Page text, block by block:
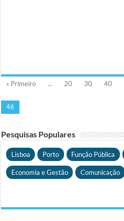
« Primeiro ... 20 30 40
46
Pesquisas Populares
Lisboa Porto Função Pública
Economia e Gestão Comunicação